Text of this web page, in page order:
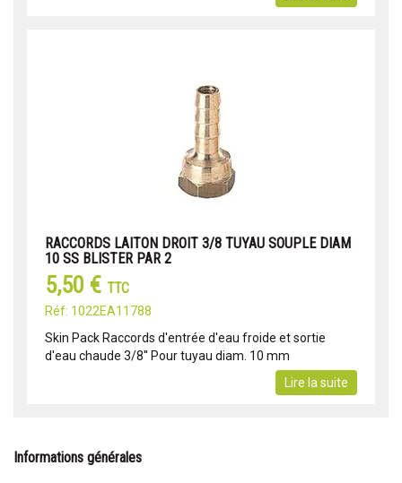
RACCORDS LAITON DROIT 3/8 TUYAU SOUPLE DIAM
10 SS BLISTER PAR 2
5,50 € TTC
Réf: 1022EA11788
Skin Pack Raccords d'entrée d'eau froide et sortie
d'eau chaude 3/8'' Pour tuyau diam. 10 mm
Lire la suite
Informations générales